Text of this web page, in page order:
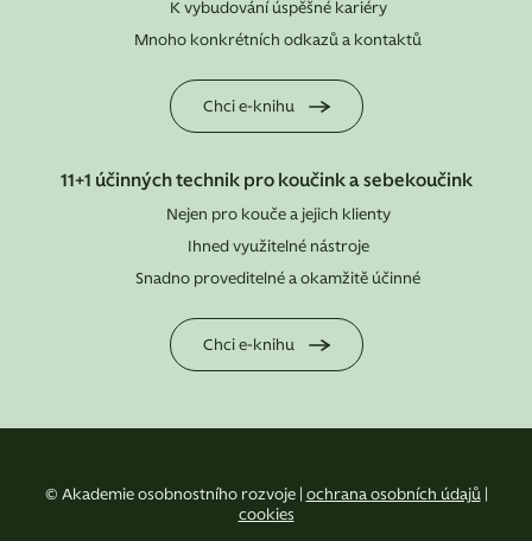
K vybudování úspěšné kariéry
Mnoho konkrétních odkazů a kontaktů
Chci e-knihu
11+1 účinných technik pro koučink a sebekoučink
Nejen pro kouče a jejich klienty
Ihned využitelné nástroje
Snadno proveditelné a okamžitě účinné
Chci e-knihu
© Akademie osobnostního rozvoje | ochrana osobních údajů|
cookies